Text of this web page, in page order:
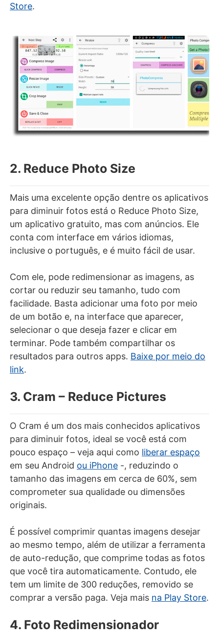
Store.
2. Reduce Photo Size
Mais uma excelente opção dentre os aplicativos
para diminuir fotos está o Reduce Photo Size,
um aplicativo gratuito, mas com anúncios. Ele
conta com interface em vários idiomas,
inclusive o português, e é muito fácil de usar.
Com ele, pode redimensionar as imagens, as
cortar ou reduzir seu tamanho, tudo com
facilidade. Basta adicionar uma foto por meio
de um botão e, na interface que aparecer,
selecionar o que deseja fazer e clicar em
terminar. Pode também compartilhar os
resultados para outros apps. Baixe por meio do
link.
3. Cram – Reduce Pictures
O Cram é um dos mais conhecidos aplicativos
para diminuir fotos, ideal se você está com
pouco espaço – veja aqui como liberar espaço
em seu Android ou iPhone -, reduzindo o
tamanho das imagens em cerca de 60%, sem
comprometer sua qualidade ou dimensões
originais.
É possível comprimir quantas imagens desejar
ao mesmo tempo, além de utilizar a ferramenta
de auto-redução, que comprime todas as fotos
que você tira automaticamente. Contudo, ele
tem um limite de 300 reduções, removido se
comprar a versão paga. Veja mais na Play Store.
4. Foto Redimensionador